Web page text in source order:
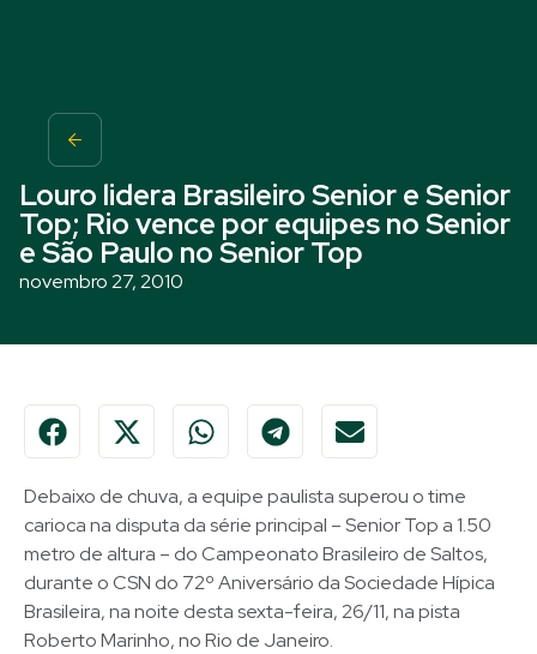
Louro lidera Brasileiro Senior e Senior
Top; Rio vence por equipes no Senior
e São Paulo no Senior Top
novembro 27, 2010
Debaixo de chuva, a equipe paulista superou o time
carioca na disputa da série principal – Senior Top a 1.50
metro de altura – do Campeonato Brasileiro de Saltos,
durante o CSN do 72º Aniversário da Sociedade Hípica
Brasileira, na noite desta sexta-feira, 26/11, na pista
Roberto Marinho, no Rio de Janeiro.